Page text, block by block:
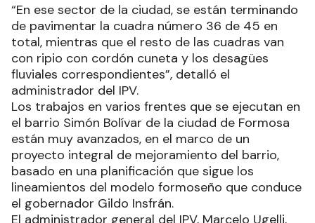
“En ese sector de la ciudad, se están terminando
de pavimentar la cuadra número 36 de 45 en
total, mientras que el resto de las cuadras van
con ripio con cordón cuneta y los desagües
fluviales correspondientes”, detalló el
administrador del IPV.
Los trabajos en varios frentes que se ejecutan en
el barrio Simón Bolívar de la ciudad de Formosa
están muy avanzados, en el marco de un
proyecto integral de mejoramiento del barrio,
basado en una planificación que sigue los
lineamientos del modelo formoseño que conduce
el gobernador Gildo Insfrán.
El administrador general del IPV, Marcelo Ugelli,